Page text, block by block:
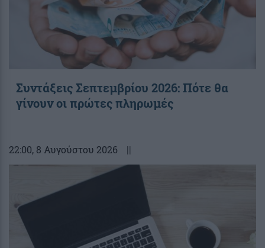
Συντάξεις Σεπτεμβρίου 2026: Πότε θα
γίνουν οι πρώτες πληρωμές
22:00, 8 Αυγούστου 2026 ||